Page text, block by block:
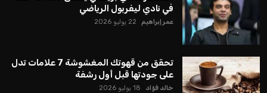
يبدو أن السويسري جياني إنفانتينو في طريقه للاحتفاظ بمنصبه
كرئيس للاتحاد الدولي لكرة القدم “فيفا” لفترة رابعة، بعد أن حصل
على تأييد واسع من أكثر من 200 اتحاد وطني من أصل 211 في
الجمعية العمومية. مما يعزز فرصته للفوز في الانتخابات المقررة عام